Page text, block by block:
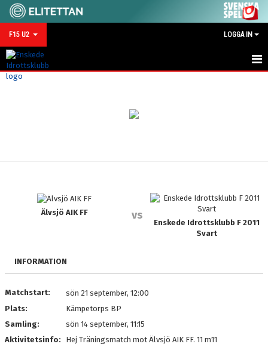
F15 U2 LOGGA IN
HEM
BILDGALLERI
KONTAKT
Älvsjö AIK FF vs
Enskede Idrottsklubb F 2011
Svart
INFORMATION
Matchstart:
sön 21 september, 12:00
Plats:
Kämpetorps BP
Samling:
sön 14 september, 11:15
Aktivitetsinfo:
Hej Träningsmatch mot Älvsjö AIK FF. 11 m11